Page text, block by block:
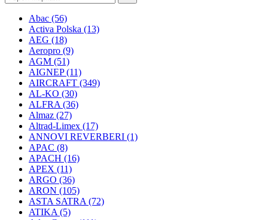
Abac (56)
Activa Polska (13)
AEG (18)
Aeropro (9)
AGM (51)
AIGNEP(11)
AIRCRAFT (349)
AL-KO (30)
ALFRA (36)
Almaz (27)
Altrad-Limex (17)
ANNOVI REVERBERI (1)
APAC (8)
APACH (16)
APEX (11)
ARGO (36)
ARON (105)
ASTA SATRA (72)
ATIKA (5)